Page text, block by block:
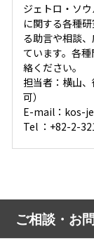
ジェトロ・ソ
に関する各種
る助言や相談
ています。各
絡ください。
担当者：横山
可）
E-mail：kos-
Tel ：+82-2-
ご相談・お